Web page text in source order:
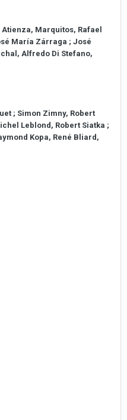
Marquitos, Rafael
María Zárraga ; José
Alfredo Di Stefano,
; Simon Zimny, Robert
Leblond, Robert Siatka ;
Kopa, René Bliard,